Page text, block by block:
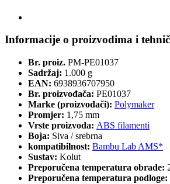
Informacije o proizvodima i
Br. proiz. PM-PE01037
Sadržaj: 1.000 g
EAN: 6938936707950
Br. proizvođača: PE01037
Marke (proizvođači): Polymaker
Promjer: 1,75 mm
Vrste proizvoda: ABS filamenti
Boja: Siva / srebrna
kompatibilnost: Bambu Lab AMS*
Sustav: Kolut
Preporučena temperatura obrade:
Preporučena temperatura podloge: